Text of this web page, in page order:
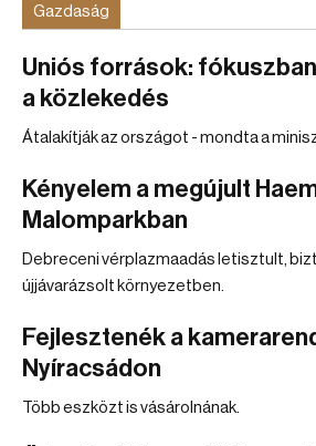
Gazdaság
Uniós források:
a közlekedés
Átalakítják az országot - mondta a
Kényelem a megújult
Malomparkban
Debreceni vérplazmaadás letisztult,
újjávarázsolt környezetben.
Fejlesztenék a
Nyíracsádon
Több eszközt is vásárolnának.